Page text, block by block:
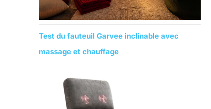
Test du fauteuil Garvee inclinable avec
massage et chauffage